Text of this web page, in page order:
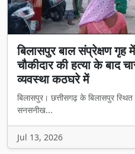
बिलासपुर बाल संप्रेक्षण
चौकीदार की हत्या के बाद
व्यवस्था कठघरे में
बिलासपुर। छत्तीसगढ़ के बिलासपुर
सनसनीख...
Jul 13, 2026